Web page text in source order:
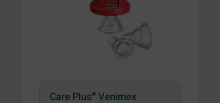
Care Plus®Venimex